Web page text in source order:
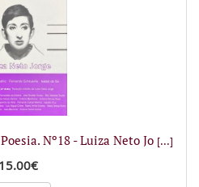
Nº18 - Luiza Neto Jo [...]
15.00€